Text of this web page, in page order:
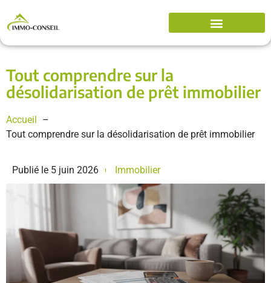
Tout comprendre sur la
désolidarisation de prêt immobilier
Accueil
Tout comprendre sur la désolidarisation de prêt immobilier
Publié le 5 juin 2026 Immobilier